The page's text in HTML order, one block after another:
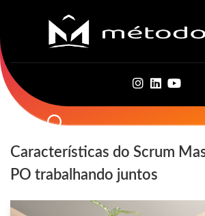
content
Características do Scrum
PO trabalhando juntos